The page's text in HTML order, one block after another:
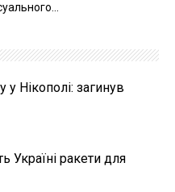
у Нікополі: загинув
Україні ракети для